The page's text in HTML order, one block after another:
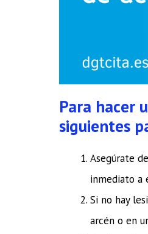
Para hacer
siguientes
Asegúrate
inmediato a
Si no hay
arcén o en